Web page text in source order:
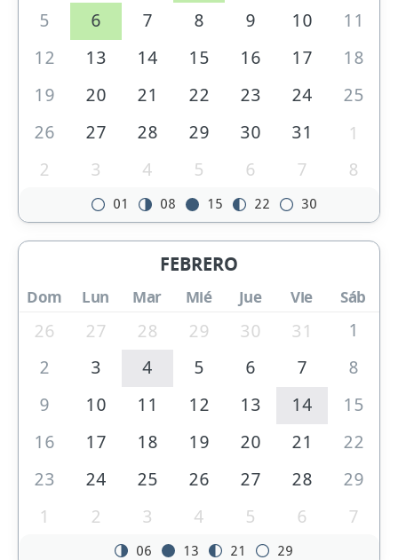
5
6 7 8 9 10
11
12
13 14 15 16 17
18
19
20 21 22 23 24
25
26
27 28 29 30 31
1
2
3 4 5 6 7 8
01 08 15 22 30
FEBRERO
Dom Lun Mar Mié Jue Vie Sáb
26 27 28 29 30 31
1
2
3 4 5 6 7
8
9
10 11 12 13 14
15
16
17 18 19 20 21
22
23
24 25 26 27 28
29
1
2 3 4 5 6 7
06 13 21 29